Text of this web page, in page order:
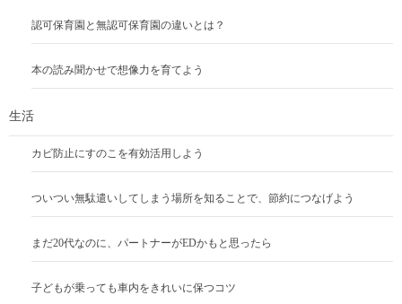
認可保育園と無認可保育園の違いとは？
本の読み聞かせで想像力を育てよう
生活
カビ防止にすのこを有効活用しよう
ついつい無駄遣いしてしまう場所を知ることで、節約につなげよう
まだ20代なのに、パートナーがEDかもと思ったら
子どもが乗っても車内をきれいに保つコツ